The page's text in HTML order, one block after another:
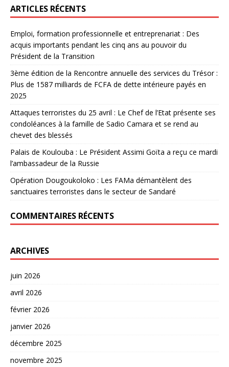
ARTICLES RÉCENTS
Emploi, formation professionnelle et entreprenariat : Des
acquis importants pendant les cinq ans au pouvoir du
Président de la Transition
3ème édition de la Rencontre annuelle des services du Trésor :
Plus de 1587 milliards de FCFA de dette intérieure payés en
2025
Attaques terroristes du 25 avril : Le Chef de l’Etat présente ses
condoléances à la famille de Sadio Camara et se rend au
chevet des blessés
Palais de Koulouba : Le Président Assimi Goïta a reçu ce mardi
l’ambassadeur de la Russie
Opération Dougoukoloko : Les FAMa démantèlent des
sanctuaires terroristes dans le secteur de Sandaré
COMMENTAIRES RÉCENTS
ARCHIVES
juin 2026
avril 2026
février 2026
janvier 2026
décembre 2025
novembre 2025